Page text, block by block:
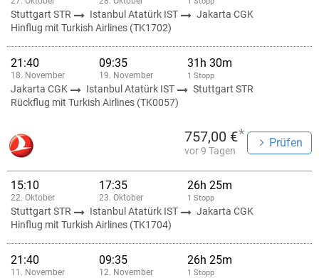
Stuttgart STR Istanbul Atatürk IST
Jakarta CGK
Hinflug mit Turkish Airlines (TK1702)
21:40
18. November
09:35
19. November
31h 30m
1 Stopp
Jakarta CGK Istanbul Atatürk IST
Stuttgart STR
Rückflug mit Turkish Airlines (TK0057)
757,00 €*
vor 9 Tagen
Prüfen
15:10
22. Oktober
17:35
23. Oktober
26h 25m
1 Stopp
Stuttgart STR Istanbul Atatürk IST
Jakarta CGK
Hinflug mit Turkish Airlines (TK1704)
21:40
11. November
09:35
12. November
26h 25m
1 Stopp